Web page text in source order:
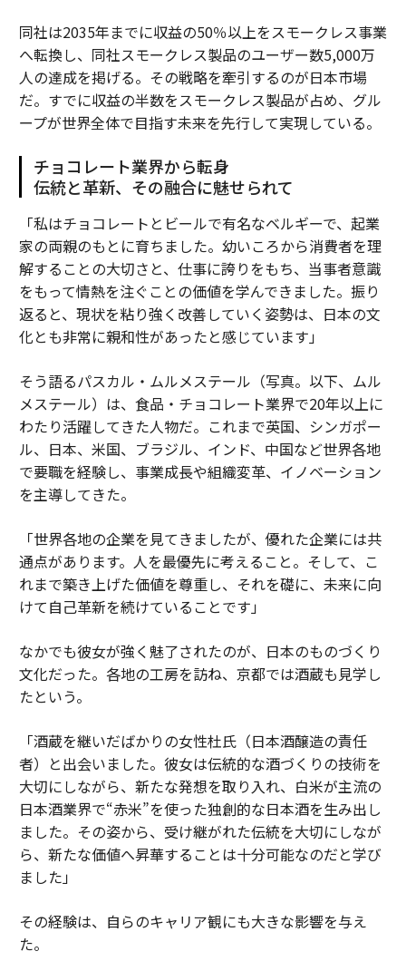
同社は2035年までに収益の50％以上をスモークレス事業
へ転換し、同社スモークレス製品のユーザー数5,000万
人の達成を掲げる。その戦略を牽引するのが日本市場
だ。すでに収益の半数をスモークレス製品が占め、グル
ープが世界全体で目指す未来を先行して実現している。
チョコレート業界から転身
伝統と革新、その融合に魅せられて
「私はチョコレートとビールで有名なベルギーで、起業
家の両親のもとに育ちました。幼いころから消費者を理
解することの大切さと、仕事に誇りをもち、当事者意識
をもって情熱を注ぐことの価値を学んできました。振り
返ると、現状を粘り強く改善していく姿勢は、日本の文
化とも非常に親和性があったと感じています」
そう語るパスカル・ムルメステール（写真。以下、ムル
メステール）は、食品・チョコレート業界で20年以上に
わたり活躍してきた人物だ。これまで英国、シンガポー
ル、日本、米国、ブラジル、インド、中国など世界各地
で要職を経験し、事業成長や組織変革、イノベーション
を主導してきた。
「世界各地の企業を見てきましたが、優れた企業には共
通点があります。人を最優先に考えること。そして、こ
れまで築き上げた価値を尊重し、それを礎に、未来に向
けて自己革新を続けていることです」
なかでも彼女が強く魅了されたのが、日本のものづくり
文化だった。各地の工房を訪ね、京都では酒蔵も見学し
たという。
「酒蔵を継いだばかりの女性杜氏（日本酒醸造の責任
者）と出会いました。彼女は伝統的な酒づくりの技術を
大切にしながら、新たな発想を取り入れ、白米が主流の
日本酒業界で“赤米”を使った独創的な日本酒を生み出し
ました。その姿から、受け継がれた伝統を大切にしなが
ら、新たな価値へ昇華することは十分可能なのだと学び
ました」
その経験は、自らのキャリア観にも大きな影響を与え
た。